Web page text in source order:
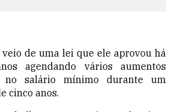
de uma lei que ele aprovou há
agendando vários aumentos
no salário mínimo durante um
cinco anos.